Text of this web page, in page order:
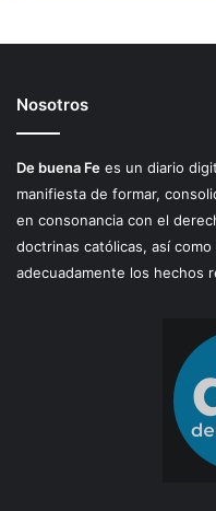
Nosotros
De buena Fe es un diario
manifiesta de formar,
en consonancia con el
doctrinas católicas, así
adecuadamente los hechos